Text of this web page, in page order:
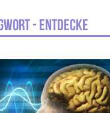
- Entdecke